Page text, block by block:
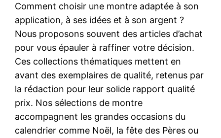
Comment choisir une montre adaptée à son
application, à ses idées et à son argent ?
Nous proposons souvent des articles d’achat
pour vous épauler à raffiner votre décision.
Ces collections thématiques mettent en
avant des exemplaires de qualité, retenus par
la rédaction pour leur solide rapport qualité
prix. Nos sélections de montre
accompagnent les grandes occasions du
calendrier comme Noël, la fête des Pères ou